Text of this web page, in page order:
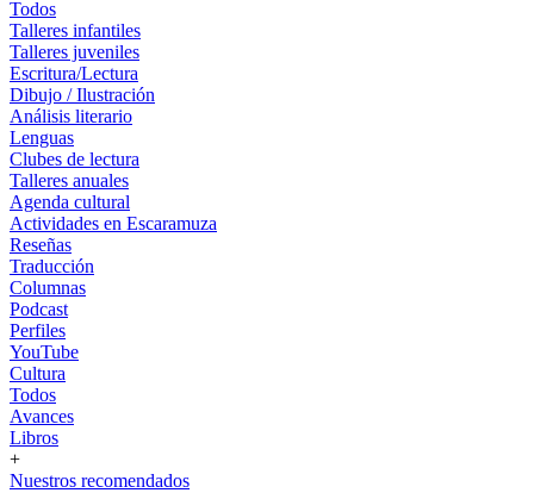
Todos
Talleres infantiles
Talleres juveniles
Escritura/Lectura
Dibujo / Ilustración
Análisis literario
Lenguas
Clubes de lectura
Talleres anuales
Agenda cultural
Actividades en Escaramuza
Reseñas
Traducción
Columnas
Podcast
Perfiles
YouTube
Cultura
Todos
Avances
Libros
+
Nuestros recomendados